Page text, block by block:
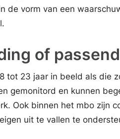
de vorm van een
of
tot 23 jaar in beeld als die
gemonitord en kunnen
Ook binnen het mbo zijn
uit te vallen te